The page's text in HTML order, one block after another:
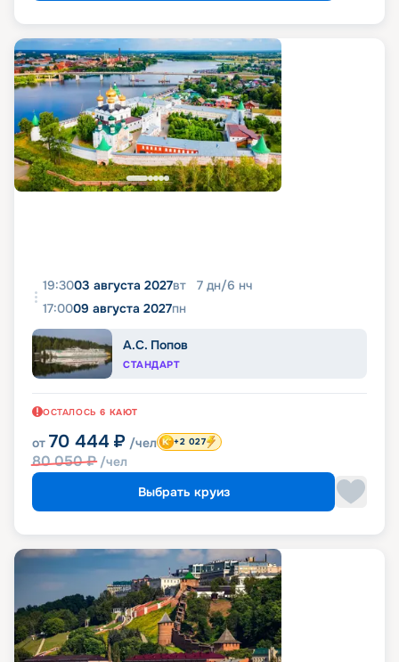
19:3003 августа 2027вт 7 дн/6 нч
17:0009 августа 2027пн
А.С. Попов
СТАНДАРТ
ОСТАЛОСЬ 6 КАЮТ
от 70 444 ₽ /чел
80 050₽ /чел
+2 027
Выбрать круиз